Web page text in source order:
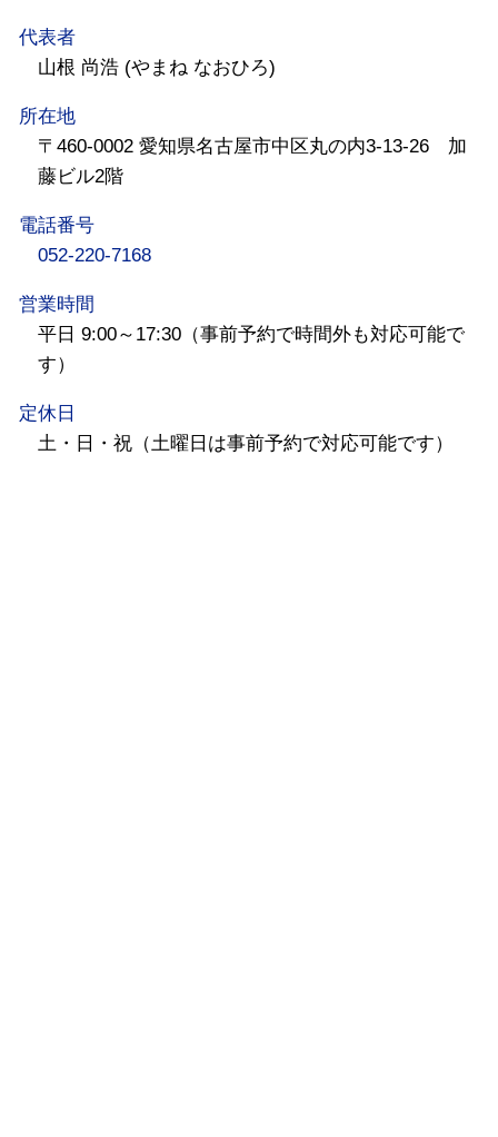
代表者
山根 尚浩 (やまね なおひろ)
所在地
〒460-0002 愛知県名古屋市中区丸の内3-13-26 加
藤ビル2階
電話番号
052-220-7168
営業時間
平日 9:00～17:30（事前予約で時間外も対応可能で
す）
定休日
土・日・祝（土曜日は事前予約で対応可能です）